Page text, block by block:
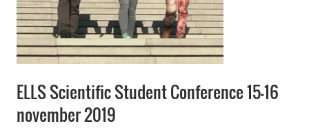
ELLS Scientific Student Conference 15-16
november 2019